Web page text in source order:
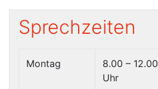
Sprechzeiten
Montag
8.00 – 12.00
Uhr